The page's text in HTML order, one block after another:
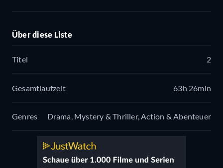
Über diese Liste
Titel 2
Gesamtlaufzeit 63h 26min
Genres Drama, Mystery & Thriller, Action & Abenteuer